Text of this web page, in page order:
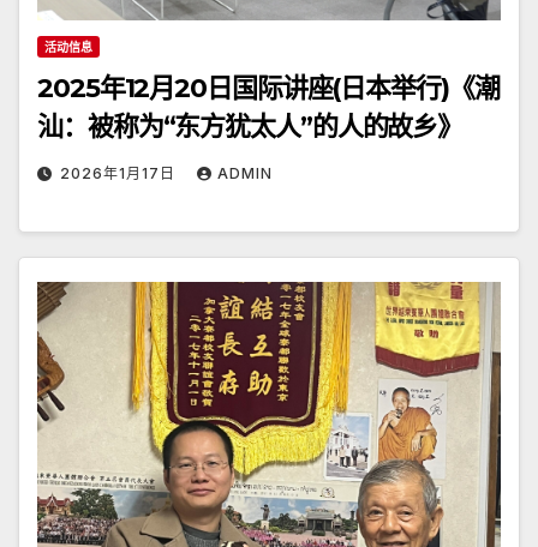
活动信息
2025年12月20日国际讲座(日本举行)《潮
汕：被称为“东方犹太人”的人的故乡》
2026年1月17日 ADMIN